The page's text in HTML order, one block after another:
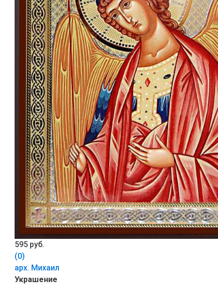
595 руб.
(0)
арх. Михаил
Украшение